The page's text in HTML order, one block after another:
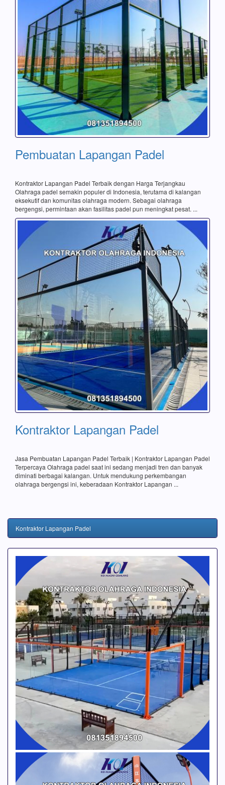
Pembuatan Lapangan Padel
Kontraktor Lapangan Padel Terbaik dengan Harga Terjangkau
Olahraga padel semakin populer di Indonesia, terutama di kalangan
eksekutif dan komunitas olahraga modern. Sebagai olahraga
bergengsi, permintaan akan fasilitas padel pun meningkat pesat. ...
Kontraktor Lapangan Padel
Jasa Pembuatan Lapangan Padel Terbaik | Kontraktor Lapangan Padel
Terpercaya Olahraga padel saat ini sedang menjadi tren dan banyak
diminati berbagai kalangan. Untuk mendukung perkembangan
olahraga bergengsi ini, keberadaan Kontraktor Lapangan ...
Kontraktor Lapangan Padel